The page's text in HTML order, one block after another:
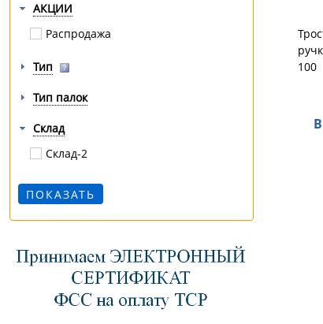
АКЦИИ
Распродажа
Тип
Тип палок
Склад
Склад-2
100